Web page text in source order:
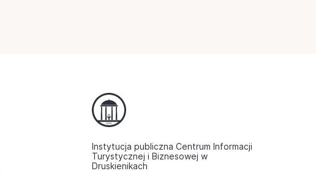
Instytucja publiczna Centrum Informacji
Turystycznej i Biznesowej w
Druskienikach